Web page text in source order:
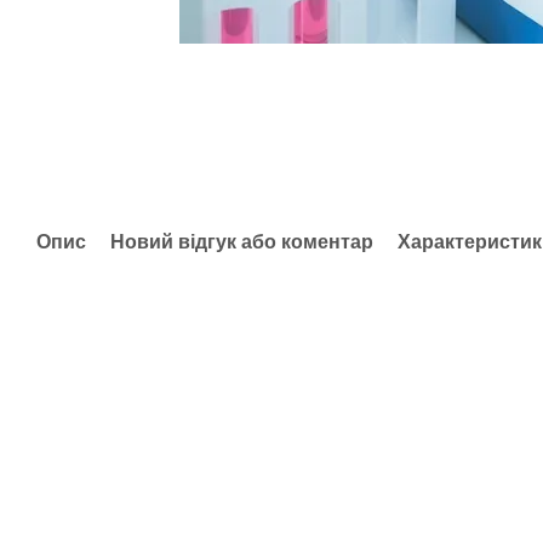
Опис Новий відгук або коментар